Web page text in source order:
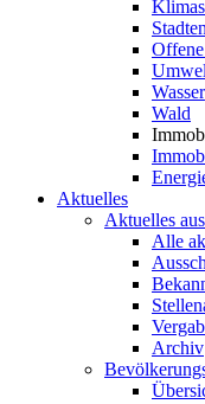
Wasser
Wald
Aktuelles
Aktuelles
Alle
Archiv